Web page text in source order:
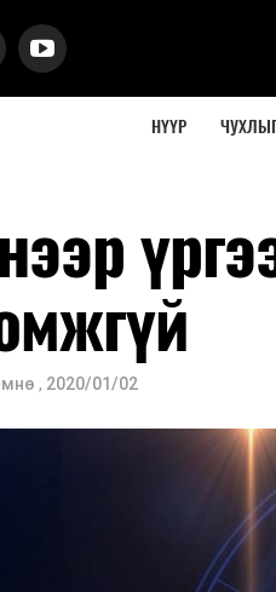
НҮҮР
, 2020/01/02